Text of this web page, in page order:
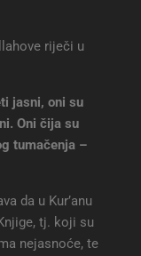
suprotnoj
riječi u
jasni, oni su
Oni čija su
tumačenja –
da u Kur’anu
tj. koji su
nejasnoće, te